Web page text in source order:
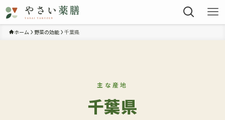
ホーム 野菜の効能 千葉県
主な産地
千葉県